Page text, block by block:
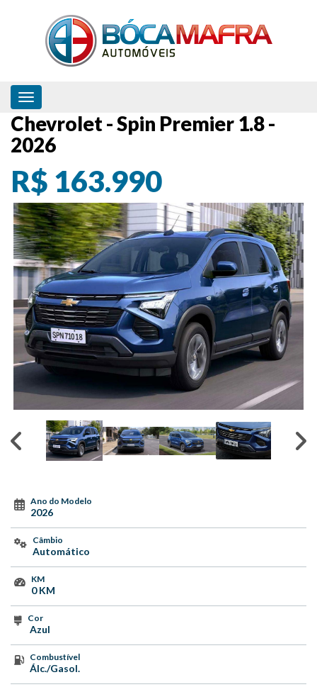
Toggle navigation
Chevrolet - Spin Premier 1.8 -
2026
R$ 163.990
Ano do Modelo
2026
Câmbio
Automático
KM
0 KM
Cor
Azul
Combustível
Álc./Gasol.